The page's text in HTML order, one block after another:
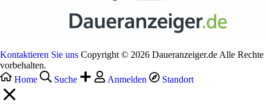
Kontaktieren Sie uns Copyright © 2026 Daueranzeiger.de Alle Rechte
vorbehalten.
Home
Suche Anmelden Standort